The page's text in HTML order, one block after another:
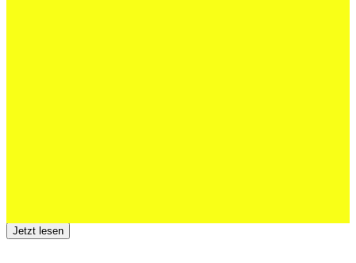
Jetzt lesen